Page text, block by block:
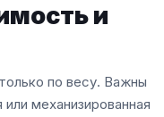
и
по весу. Важны
механизированная